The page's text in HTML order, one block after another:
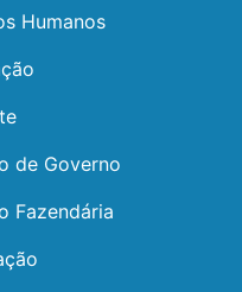
Humanos
de Governo
Fazendária